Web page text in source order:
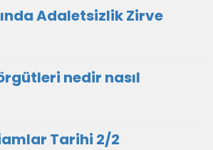
Adaletsizlik Zirve
nedir nasıl
Tarihi 2/2